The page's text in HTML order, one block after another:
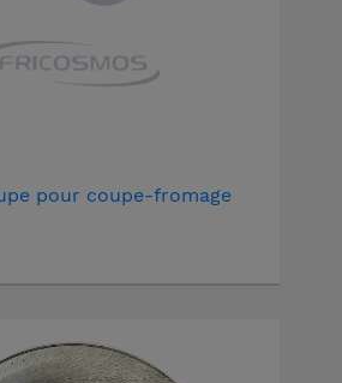
pour coupe-fromage